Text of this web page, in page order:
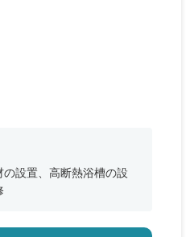
設置、高断熱浴槽の設